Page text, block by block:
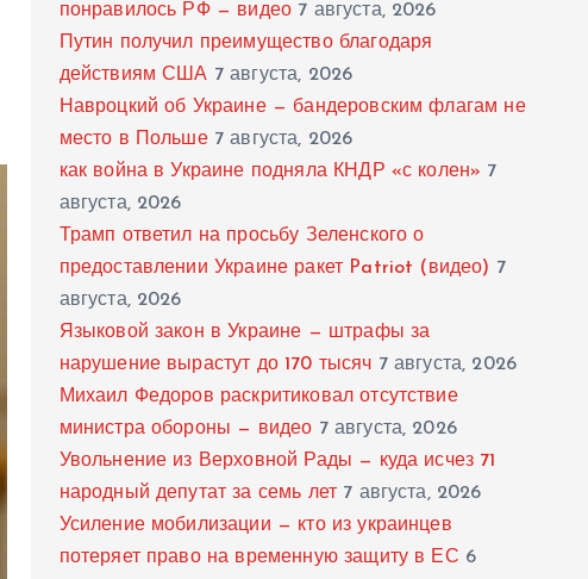
понравилось РФ — видео 7 августа, 2026
Путин получил преимущество благодаря
действиям США 7 августа, 2026
Навроцкий об Украине — бандеровским флагам не
место в Польше 7 августа, 2026
как война в Украине подняла КНДР «с колен» 7
августа, 2026
Трамп ответил на просьбу Зеленского о
предоставлении Украине ракет Patriot (видео) 7
августа, 2026
Языковой закон в Украине — штрафы за
нарушение вырастут до 170 тысяч 7 августа, 2026
Михаил Федоров раскритиковал отсутствие
министра обороны — видео 7 августа, 2026
Увольнение из Верховной Рады — куда исчез 71
народный депутат за семь лет 7 августа, 2026
Усиление мобилизации — кто из украинцев
потеряет право на временную защиту в ЕС 6